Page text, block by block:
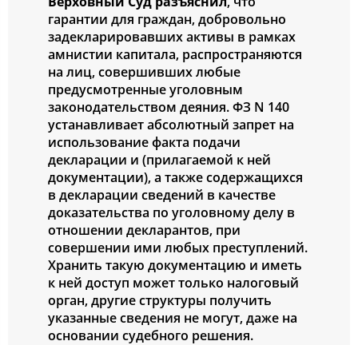
гарантии для граждан, добровольно
задекларировавших активы в рамках
амнистии капитала, распространяются
на лиц, совершивших любые
предусмотренные уголовным
законодательством деяния. ФЗ N 140
устанавливает абсолютный запрет на
использование факта подачи
декларации и (прилагаемой к ней
документации), а также содержащихся
в декларации сведений в качестве
доказательства по уголовному делу в
отношении декларантов, при
совершении ими любых преступлений.
Хранить такую документацию и иметь
к ней доступ может только налоговый
орган, другие структуры получить
указанные сведения не могут, даже на
основании судебного решения.